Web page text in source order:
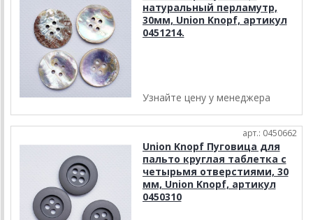
натуральный перламутр,
30мм, Union Knopf, артикул
0451214.
Узнайте цену у менеджера
арт.: 0450662
Union Knopf Пуговица для
пальто круглая таблетка с
четырьмя отверстиями, 30
мм, Union Knopf, артикул
0450310